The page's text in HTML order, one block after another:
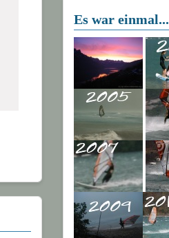
Es war einmal...